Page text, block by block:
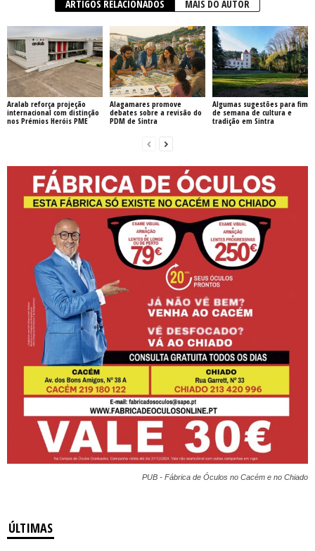
ARTIGOS RELACIONADOS MAIS DO AUTOR
Aralab reforça projeção
internacional com distinção
nos Prémios Heróis PME
Alagamares promove
debates sobre a revisão do
PDM de Sintra
Algumas sugestões para fim
de semana de cultura e
tradição em Sintra
PUB - Fábrica de Óculos no Cacém e no Chiado
ÚLTIMAS